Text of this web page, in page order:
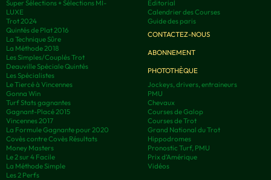
Super Sélections + Sélections MI-
LUXE
Trot 2024
Quintés de Plat 2016
La Technique Sûre
La Méthode 2018
Les Simples/Couplés Trot
Deauville Spéciale Quintés
Les Spécialistes
Le Tiercé à Vincennes
Gonna Win
Turf Stats gagnantes
Gagnant-Placé 2015
Vincennes 2017
La Formule Gagnante pour 2020
Covès contre Covès Résultats
Money Masters
Le 2 sur 4 Facile
La Méthode Simple
Les 2 Perfs
Editorial
Calendrier des Courses
Guide des paris
CONTACTEZ-NOUS
ABONNEMENT
PHOTOTHÈQUE
Jockeys, drivers, entraineurs
PMU
Chevaux
Courses de Galop
Courses de Trot
Grand National du Trot
Hippodromes
Pronostic Turf, PMU
Prix d’Amérique
Vidéos